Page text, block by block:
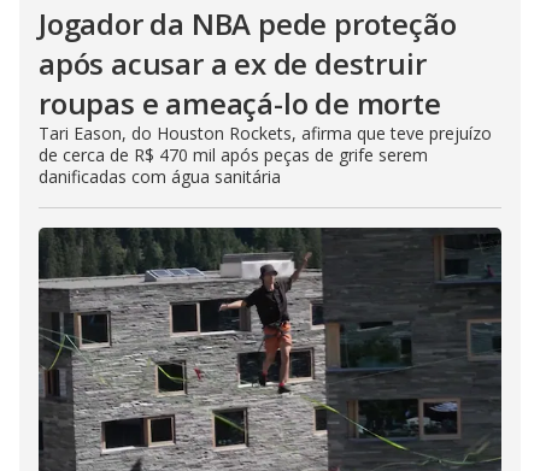
Jogador da NBA pede proteção
após acusar a ex de destruir
roupas e ameaçá-lo de morte
Tari Eason, do Houston Rockets, afirma que teve prejuízo
de cerca de R$ 470 mil após peças de grife serem
danificadas com água sanitária